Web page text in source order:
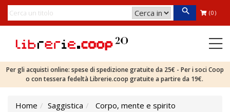
(0)
Per gli acquisti online: spese di spedizione gratuite da 25€ - Per i soci Coop
o con tessera fedeltà Librerie.coop gratuite a partire da 19€.
Home Saggistica
Corpo, mente e spirito